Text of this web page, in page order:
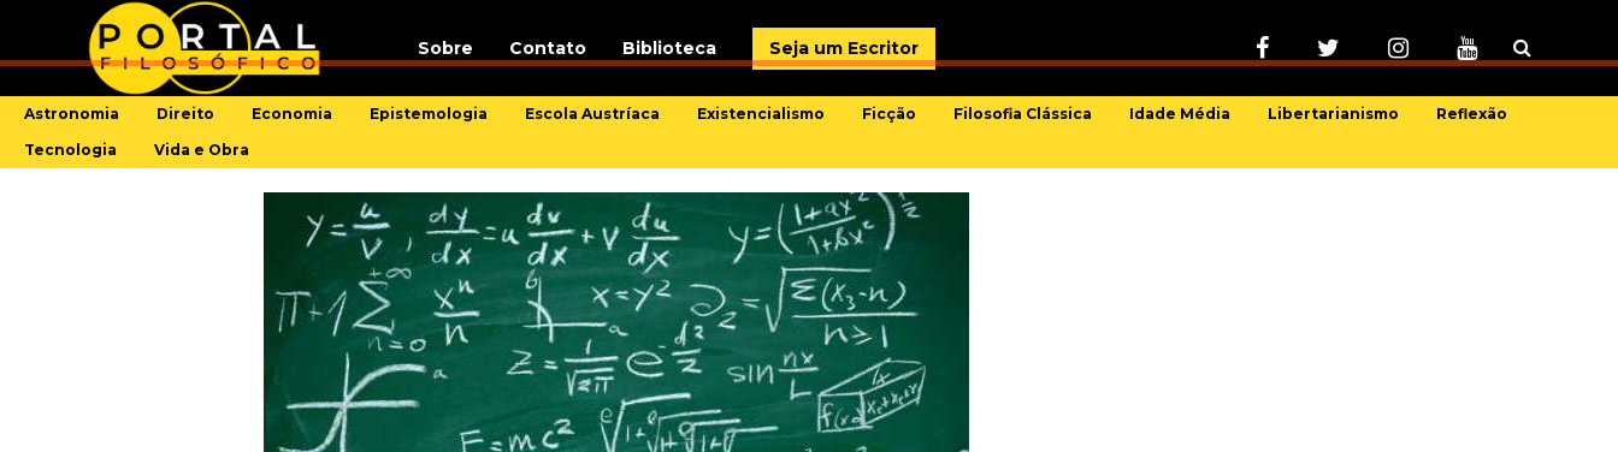
Sobre Contato Biblioteca Seja um Escritor
Astronomia Direito Economia Epistemologia Escola Austríaca Existencialismo Ficção Filosofia Clássica Idade Média Libertarianismo
Reflexão
Tecnologia
Vida e Obra